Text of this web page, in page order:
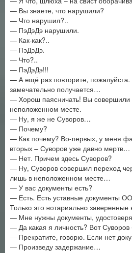
— Вы знаете, что нарушили?
— Что нарушил?..
— ПэДэДэ нарушили.
— Как-как?..
— ПэДэДэ.
— Что?..
— ПэДэДэ!!!
— А ещё раз повторите, пожалуйста.
замечательно получается…
— Хорош паясничать! Вы совершили
неположенном месте.
— Ну, я же не Суворов…
— Почему?
— Как почему? Во-первых, у меня
вторых – Суворов уже давно мертв…
— Нет. Причем здесь Суворов?
— Ну, Суворов совершил переход
лишь в неположенном месте…
— У вас документы есть?
— Есть. Есть уставные документы
Только это нотариально заверенные
— Мне нужны документы,
— Да какая я личность? Вот
— Прекратите, говорю. Если нет
— Произведу задержание…